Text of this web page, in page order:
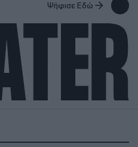
Ψήφισε Εδώ